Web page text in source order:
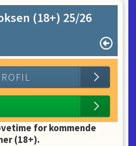
(18+) 25/26
for kommende
(18+).